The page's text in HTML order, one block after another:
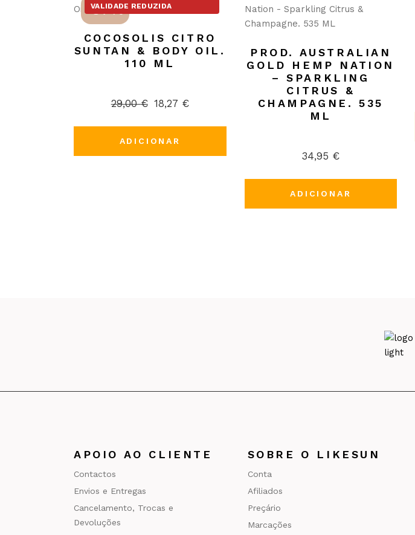
VALIDADE REDUZIDA
-37%
COCOSOLIS CITRO
SUNTAN & BODY OIL.
110 ML
29,00€ O
original
era:
18,27 €
O
atual
é:
ADICIONAR
PROD. AUSTRALIAN
GOLD HEMP NATION
– SPARKLING
CITRUS &
CHAMPAGNE. 535
ML
34,95 €
ADICIONAR
SOBRE O LIKESUN
Conta
Afiliados
Preçário
Marcações
APOIO AO CLIENTE
Contactos
Envios e Entregas
Cancelamento, Trocas e
Devoluções